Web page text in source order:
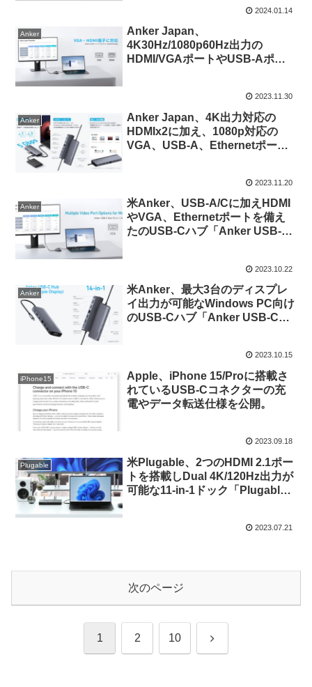
2024.01.14
Anker
Anker Japan、
4K30Hz/1080p60Hz出力の
HDMI/VGAポートやUSB-Aポー
Dual Display)」を発売。 2023.11.30
Anker
Anker Japan、4K出力対応の
HDMIx2に加え、1080p対応の
VGA、USB-A、Ethernetポート
2023.11.20
Anker
米Anker、USB-A/Cに加えHDMI
やVGA、Ethernetポートを備え
たのUSB-Cハブ「Anker USB-C
2023.10.22
Anker
米Anker、最大3台のディスプレ
イ出力が可能なWindows PC向け
のUSB-Cハブ「Anker USB-C
2023.10.15
iPhone15
Apple、iPhone 15/Proに搭載さ
れているUSB-Cコネクターの充
電やデータ転送仕様を公開。
2023.09.18
Plugable
米Plugable、2つのHDMI 2.1ポー
トを搭載しDual 4K/120Hz出力が
可能な11-in-1ドック「Plugable
2023.07.21
次のページ
1 2 10 次